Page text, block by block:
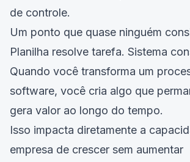
de controle.
Um ponto que quase ninguém
Planilha resolve tarefa. Sistema
Quando você transforma um
software, você cria algo que
gera valor ao longo do tempo.
Isso impacta diretamente a
empresa de crescer sem aumentar